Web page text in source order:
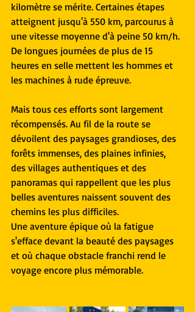
kilomètre se mérite. Certaines étapes
atteignent jusqu'à 550 km, parcourus à
une vitesse moyenne d'à peine 50 km/h.
De longues journées de plus de 15
heures en selle mettent les hommes et
les machines à rude épreuve.
Mais tous ces efforts sont largement
récompensés. Au fil de la route se
dévoilent des paysages grandioses, des
forêts immenses, des plaines infinies,
des villages authentiques et des
panoramas qui rappellent que les plus
belles aventures naissent souvent des
chemins les plus difficiles.
Une aventure épique où la fatigue
s'efface devant la beauté des paysages
et où chaque obstacle franchi rend le
voyage encore plus mémorable.